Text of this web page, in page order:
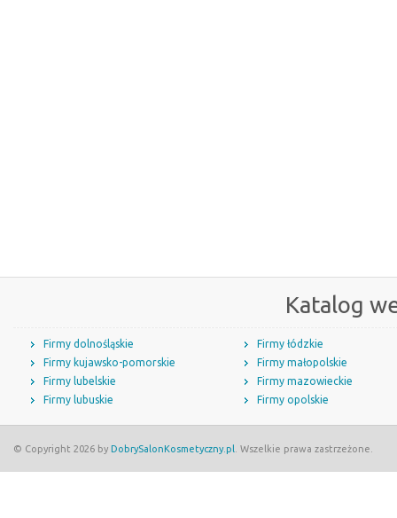
Katalog
Firmy dolnośląskie
Firmy kujawsko-pomorskie
Firmy lubelskie
Firmy lubuskie
Firmy łódzkie
Firmy małopolskie
Firmy mazowieckie
Firmy opolskie
© Copyright 2026 by DobrySalonKosmetyczny.pl . Wszelkie prawa zastrzeżone.